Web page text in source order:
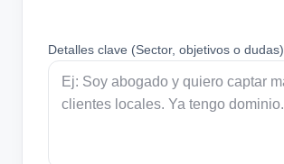
Detalles clave (Sector, objetivos o dudas)